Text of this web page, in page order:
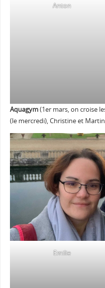
Anton
Aquagym(1er mars, on croise
(le mercredi), Christine et
Emilie